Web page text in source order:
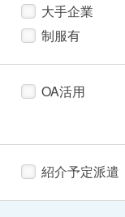
大手企業
制服有
OA活用
紹介予定派遣